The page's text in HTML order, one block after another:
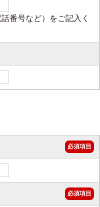
番号など）をご記入く
必須項目
必須項目